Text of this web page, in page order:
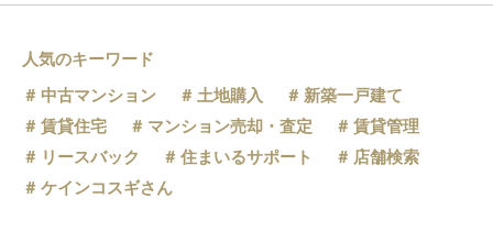
人気のキーワード
中古マンション
土地購入
新築一戸建て
賃貸住宅
マンション売却・査定
賃貸管理
リースバック
住まいるサポート
店舗検索
ケインコスギさん